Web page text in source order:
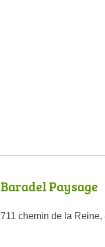
Baradel Paysage
711 chemin de la